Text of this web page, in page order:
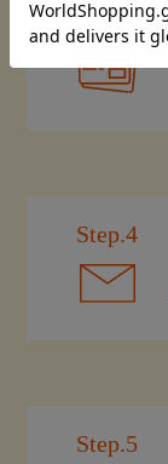
Step.3
Step.4
Step.5